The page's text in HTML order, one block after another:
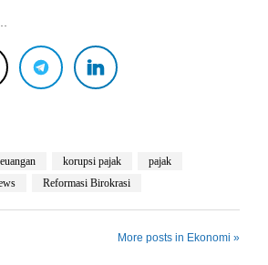
korupsi pajak
pajak
Reformasi Birokrasi
More posts in Ekonomi »